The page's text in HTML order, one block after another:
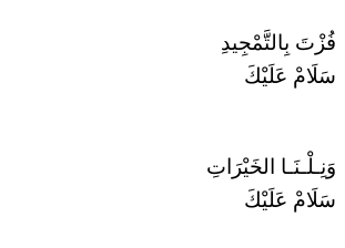
فُزْتَ بِالتَّمْجِيدِ
سَلَامْ عَلَيْكَ
وَنِـلْـنَـا الخَيْرَاتِ
سَلَامْ عَلَيْكَ